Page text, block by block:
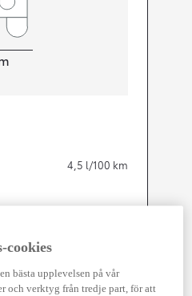
4,5 l/100 km
cookies
bästa upplevelsen på vår
och verktyg från tredje part, för att